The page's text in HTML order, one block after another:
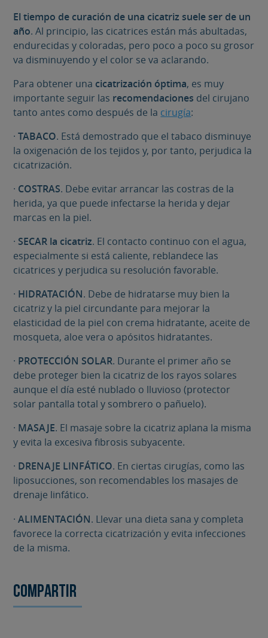
El tiempo de curación de una cicatriz suele ser de un
año. Al principio, las cicatrices están más abultadas,
endurecidas y coloradas, pero poco a poco su grosor
va disminuyendo y el color se va aclarando.
Para obtener una cicatrización óptima, es muy
importante seguir las recomendaciones del cirujano
tanto antes como después de la cirugía:
·TABACO. Está demostrado que el tabaco disminuye
la oxigenación de los tejidos y, por tanto, perjudica la
cicatrización.
· COSTRAS. Debe evitar arrancar las costras de la
herida, ya que puede infectarse la herida y dejar
marcas en la piel.
· SECAR la cicatriz. El contacto continuo con el agua,
especialmente si está caliente, reblandece las
cicatrices y perjudica su resolución favorable.
· HIDRATACIÓN. Debe de hidratarse muy bien la
cicatriz y la piel circundante para mejorar la
elasticidad de la piel con crema hidratante, aceite de
mosqueta, aloe vera o apósitos hidratantes.
· PROTECCIÓN SOLAR. Durante el primer año se
debe proteger bien la cicatriz de los rayos solares
aunque el día esté nublado o lluvioso (protector
solar pantalla total y sombrero o pañuelo).
· MASAJE. El masaje sobre la cicatriz aplana la misma
y evita la excesiva fibrosis subyacente.
· DRENAJE LINFÁTICO. En ciertas cirugías, como las
liposucciones, son recomendables los masajes de
drenaje linfático.
·ALIMENTACIÓN. Llevar una dieta sana y completa
favorece la correcta cicatrización y evita infecciones
de la misma.
Compartir